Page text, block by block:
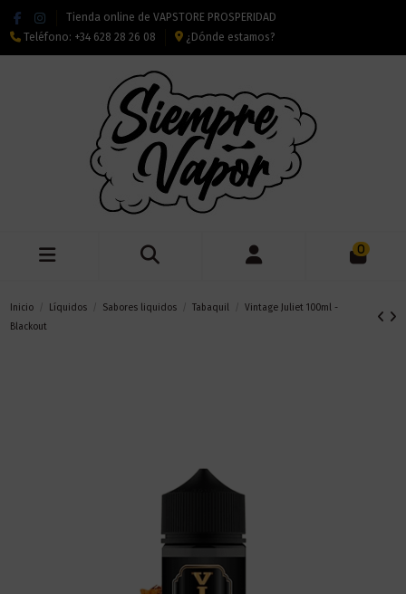
Tienda online de VAPSTORE PROSPERIDAD
Teléfono: +34 628 28 26 08 ¿Dónde estamos?
0
Inicio Líquidos Sabores liquidos Tabaquil
Vintage Juliet 100ml -
Blackout